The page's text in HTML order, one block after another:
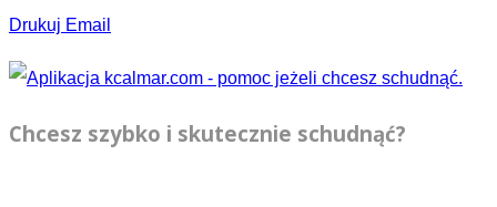
Drukuj Email
Chcesz szybko i skutecznie schudnąć?